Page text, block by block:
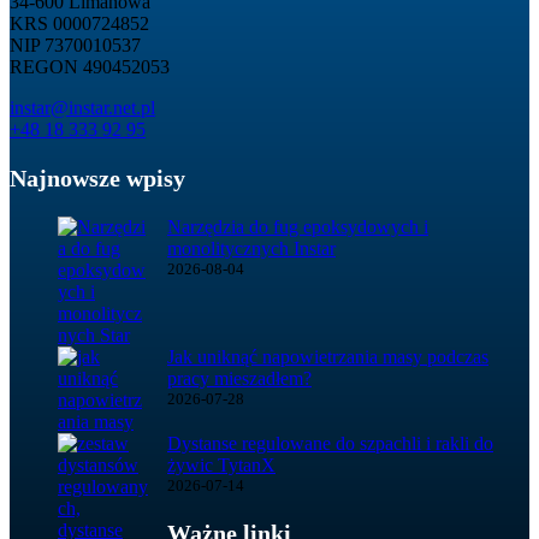
KRS 0000724852
NIP 7370010537
REGON 490452053
instar@instar.net.pl
+48 18 333 92 95
Najnowsze wpisy
Narzędzia do fug epoksydowych i
monolitycznych Instar
2026-08-04
Jak uniknąć napowietrzania masy podczas
pracy mieszadłem?
2026-07-28
Dystanse regulowane do szpachli i rakli do
żywic TytanX
2026-07-14
Ważne linki